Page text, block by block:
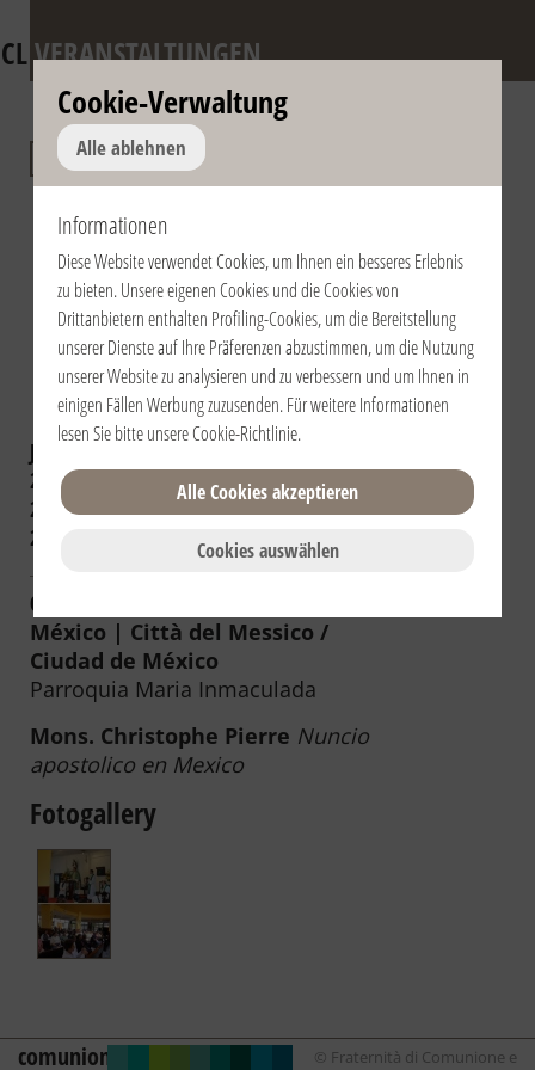
CLVERANSTALTUNGEN
Jahrestag des
Todes von don
Giussani und der
päpstlichen
Anerkennung der
Fraternität
Jahr auswählen:
2021
2018 2017
2016
2015 2014 2013 2012 2011 2010
2009
2006
06.03.2011 | Messico / Mexico /
México | Città del Messico /
Ciudad de México
Parroquia Maria Inmaculada
Mons. Christophe Pierre Nuncio
apostolico en Mexico
Fotogallery
comunione © Fraternità di Comunione e
Cookie-Verwaltung
Alle ablehnen
Informationen
Diese Website verwendet Cookies, um Ihnen ein besseres Erlebnis
zu bieten. Unsere eigenen Cookies und die Cookies von
Drittanbietern enthalten Profiling-Cookies, um die Bereitstellung
unserer Dienste auf Ihre Präferenzen abzustimmen, um die Nutzung
unserer Website zu analysieren und zu verbessern und um Ihnen in
einigen Fällen Werbung zuzusenden. Für weitere Informationen
lesen Sie bitte unsereCookie-Richtlinie.
Cookies auswählen
Alle Cookies akzeptieren